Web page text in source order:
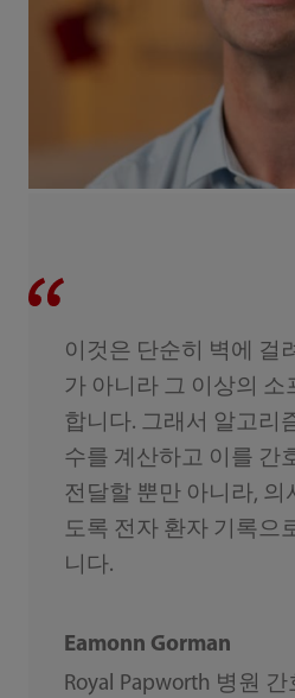
이것은 단순히 벽에 걸
가 아니라 그 이상의 소
합니다. 그래서 알고리
수를 계산하고 이를 간
전달할 뿐만 아니라, 의
도록 전자 환자 기록으
니다.‎
Eamonn Gorman
Royal Papworth 병원